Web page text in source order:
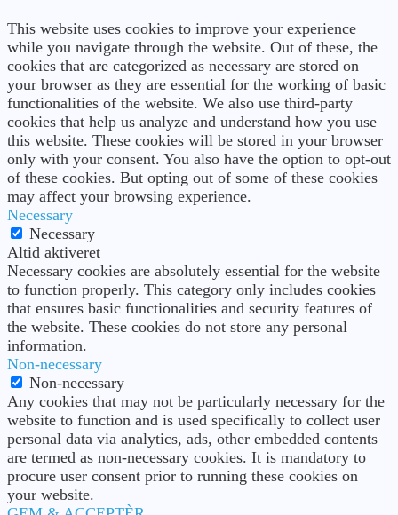
This website uses cookies to improve your experience
while you navigate through the website. Out of these, the
cookies that are categorized as necessary are stored on
your browser as they are essential for the working of basic
functionalities of the website. We also use third-party
cookies that help us analyze and understand how you use
this website. These cookies will be stored in your browser
only with your consent. You also have the option to opt-out
of these cookies. But opting out of some of these cookies
may affect your browsing experience.
Necessary
Necessary
Altid aktiveret
Necessary cookies are absolutely essential for the website
to function properly. This category only includes cookies
that ensures basic functionalities and security features of
the website. These cookies do not store any personal
information.
Non-necessary
Non-necessary
Any cookies that may not be particularly necessary for the
website to function and is used specifically to collect user
personal data via analytics, ads, other embedded contents
are termed as non-necessary cookies. It is mandatory to
procure user consent prior to running these cookies on
your website.